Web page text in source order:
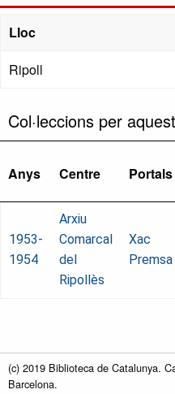
Lloc
Ripoll
Col·leccions per
Anys Centre Portals
1953-
1954
Arxiu
Comarcal
del
Ripollès
Xac
Premsa
(c) 2019 Biblioteca de Catalunya.
Barcelona.